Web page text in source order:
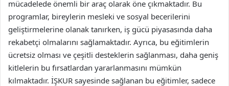
mücadelede önemli bir araç olarak öne çıkmaktadır. Bu
programlar, bireylerin mesleki ve sosyal becerilerini
geliştirmelerine olanak tanırken, iş gücü piyasasında daha
rekabetçi olmalarını sağlamaktadır. Ayrıca, bu eğitimlerin
ücretsiz olması ve çeşitli desteklerin sağlanması, daha geniş
kitlelerin bu fırsatlardan yararlanmasını mümkün
kılmaktadır. İŞKUR sayesinde sağlanan bu eğitimler, sadece